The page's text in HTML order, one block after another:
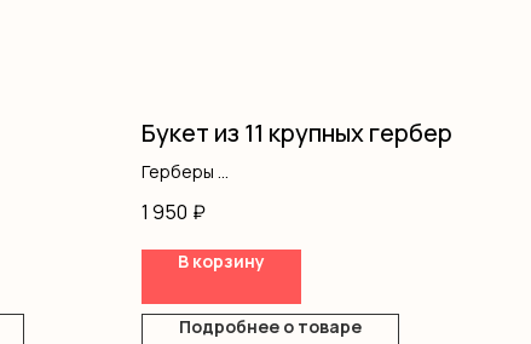
Букет из 11 крупных гербер
Герберы
1 950 ₽
В корзину
Подробнее о товаре